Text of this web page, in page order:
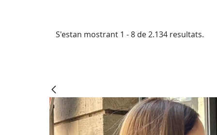
S'estan mostrant 1 - 8 de 2.134 resultats.